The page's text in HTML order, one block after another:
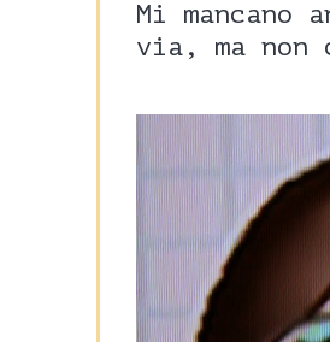
Mi mancano
via, ma